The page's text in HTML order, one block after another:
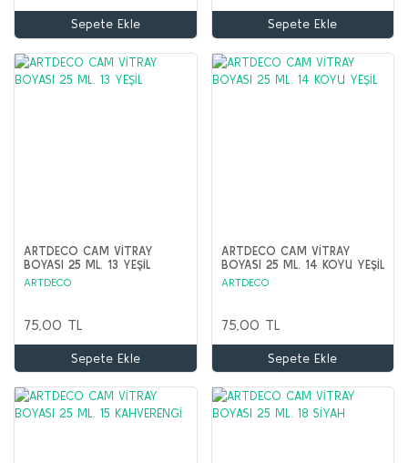
Sepete Ekle Sepete Ekle
ARTDECO CAM VİTRAY
BOYASI 25 ML. 13 YEŞİL
ARTDECO
75,00 TL
Sepete Ekle
ARTDECO CAM VİTRAY
BOYASI 25 ML. 14 KOYU YEŞİL
ARTDECO
75,00 TL
Sepete Ekle